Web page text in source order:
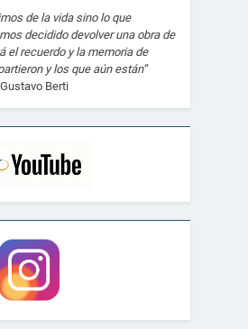
de la vida sino lo que
decidido devolver una obra de
el recuerdo y la memoria de
y los que aún están”
Berti